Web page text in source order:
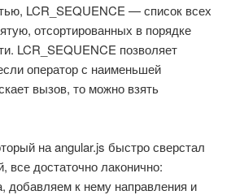
LCR_SEQUENCE — список всех
отсортированных в порядке
LCR_SEQUENCE позволяет
оператор с наименьшей
вызов, то можно взять
на angular.js быстро сверстал
все достаточно лаконично:
добавляем к нему направления и